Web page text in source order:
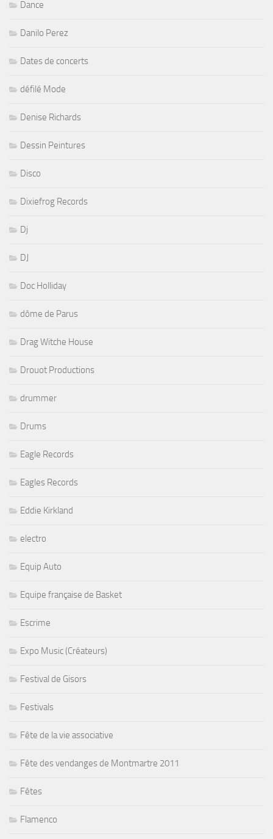
Dance
Danilo Perez
Dates de concerts
défilé Mode
Denise Richards
Dessin Peintures
Disco
Dixiefrog Records
Dj
DJ
Doc Holliday
dôme de Parus
Drag Witche House
Drouot Productions
drummer
Drums
Eagle Records
Eagles Records
Eddie Kirkland
electro
Equip Auto
Equipe française de Basket
Escrime
Expo Music (Créateurs)
Festival de Gisors
Festivals
Fête de la vie associative
Fête des vendanges de Montmartre 2011
Fêtes
Flamenco